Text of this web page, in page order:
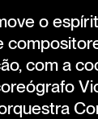
o
com a